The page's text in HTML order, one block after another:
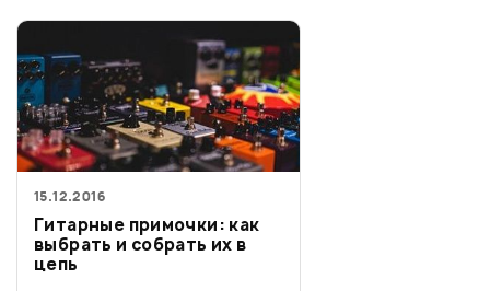
15.12.2016
Гитарные примочки: как
выбрать и собрать их в
цепь